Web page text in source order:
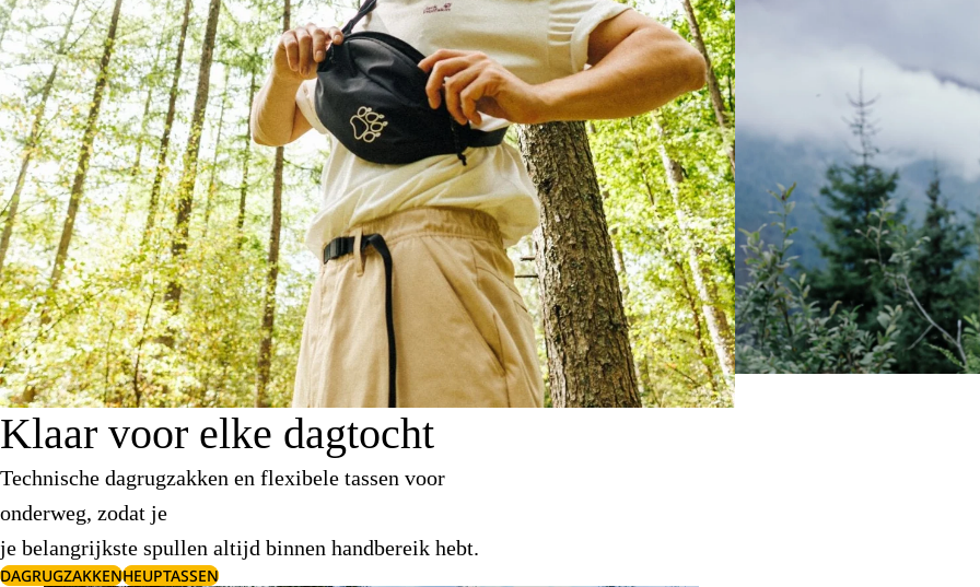
Klaar voor elke dagtocht
Technische dagrugzakken en flexibele tassen voor
onderweg, zodat je
je belangrijkste spullen altijd binnen handbereik hebt.
DAGRUGZAKKENHEUPTASSEN